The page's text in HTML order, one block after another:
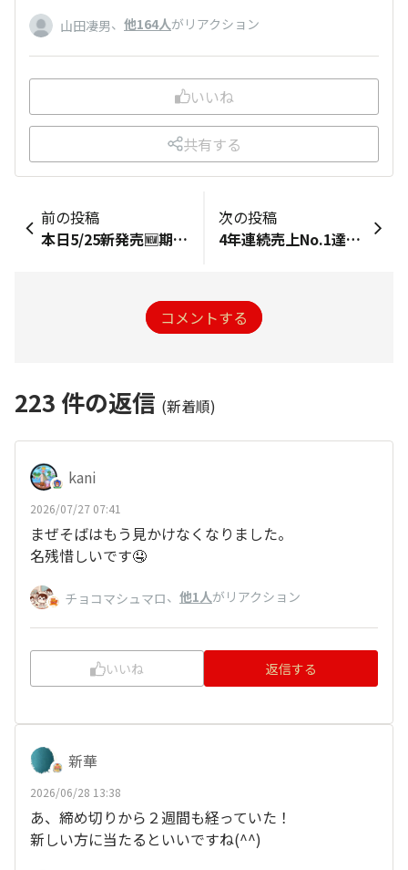
山田凄男、 他164人がリアクション
いいね
共有する
前の投稿
本日​5/25新発売🆕期間限定 ​【凄麺 夏の麻辣まぜそば】
次の投稿
4年連続売上No.1達成！
コメントする
223 件の返信 (新着順)
kani
2026/07/27 07:41
まぜそばはもう見かけなくなりました。
名残惜しいです🤤
チョコマシュマロ、 他1人がリアクション
いいね 返信する
新華
2026/06/28 13:38
あ、締め切りから２週間も経っていた！
新しい方に当たるといいですね(^^)